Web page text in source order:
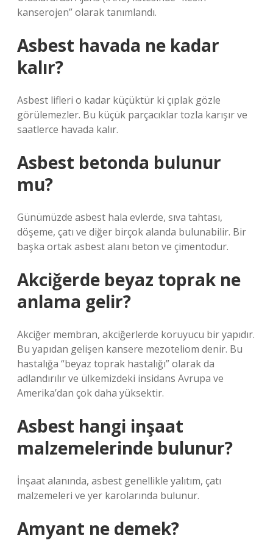
kanserojen” olarak tanımlandı.
Asbest havada ne kadar
kalır?
Asbest lifleri o kadar küçüktür ki çıplak gözle
görülemezler. Bu küçük parçacıklar tozla karışır ve
saatlerce havada kalır.
Asbest betonda bulunur
mu?
Günümüzde asbest hala evlerde, sıva tahtası,
döşeme, çatı ve diğer birçok alanda bulunabilir. Bir
başka ortak asbest alanı beton ve çimentodur.
Akciğerde beyaz toprak ne
anlama gelir?
Akciğer membran, akciğerlerde koruyucu bir yapıdır.
Bu yapıdan gelişen kansere mezoteliom denir. Bu
hastalığa “beyaz toprak hastalığı” olarak da
adlandırılır ve ülkemizdeki insidans Avrupa ve
Amerika’dan çok daha yüksektir.
Asbest hangi inşaat
malzemelerinde bulunur?
İnşaat alanında, asbest genellikle yalıtım, çatı
malzemeleri ve yer karolarında bulunur.
Amyant ne demek?